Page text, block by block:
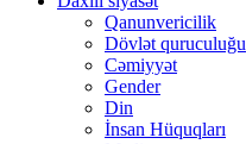
Qanunvericilik
Dövlət quruculuğu
Cəmiyyət
Gender
Din
İnsan Hüquqları